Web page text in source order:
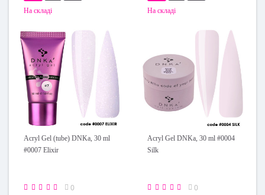
На складі На складі
Acryl Gel (tube) DNKa, 30 ml
#0007 Elixir
0
Acryl Gel DNKa, 30 ml #0004
Silk
0